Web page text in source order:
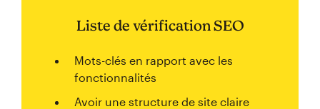
Liste de vérification SEO
Mots-clés en rapport avec les
fonctionnalités
Avoir une structure de site claire